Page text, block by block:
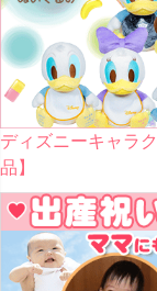
ディズニーキャラ
品】